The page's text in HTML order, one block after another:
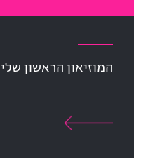
המוזיאון הראשון שלי